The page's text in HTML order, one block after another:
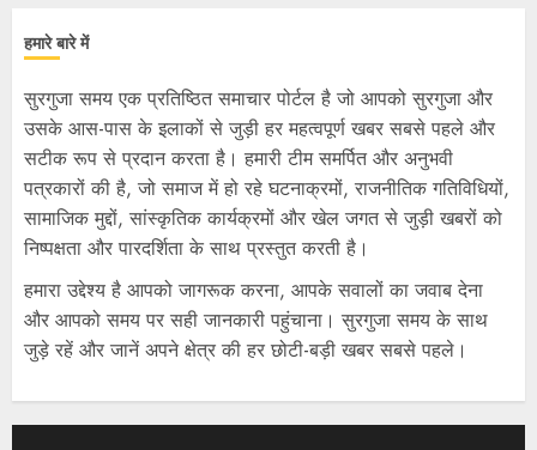
हमारे बारे में
सुरगुजा समय एक प्रतिष्ठित समाचार पोर्टल है जो आपको सुरगुजा और
उसके आस-पास के इलाकों से जुड़ी हर महत्वपूर्ण खबर सबसे पहले और
सटीक रूप से प्रदान करता है। हमारी टीम समर्पित और अनुभवी
पत्रकारों की है, जो समाज में हो रहे घटनाक्रमों, राजनीतिक गतिविधियों,
सामाजिक मुद्दों, सांस्कृतिक कार्यक्रमों और खेल जगत से जुड़ी खबरों को
निष्पक्षता और पारदर्शिता के साथ प्रस्तुत करती है।
हमारा उद्देश्य है आपको जागरूक करना, आपके सवालों का जवाब देना
और आपको समय पर सही जानकारी पहुंचाना। सुरगुजा समय के साथ
जुड़े रहें और जानें अपने क्षेत्र की हर छोटी-बड़ी खबर सबसे पहले।